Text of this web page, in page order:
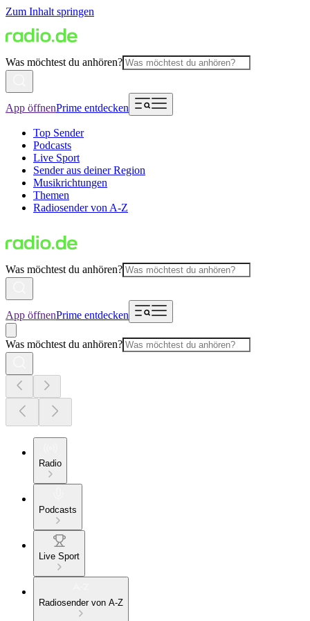
Zum Inhalt springen
Was möchtest du anhören?
App öffnenPrime entdecken
Top Sender
Podcasts
Live Sport
Sender aus deiner Region
Musikrichtungen
Themen
Radiosender von A-Z
Was möchtest du anhören?
App öffnenPrime entdecken
Was möchtest du anhören?
Radio
Podcasts
Live Sport
Radiosender von A-Z